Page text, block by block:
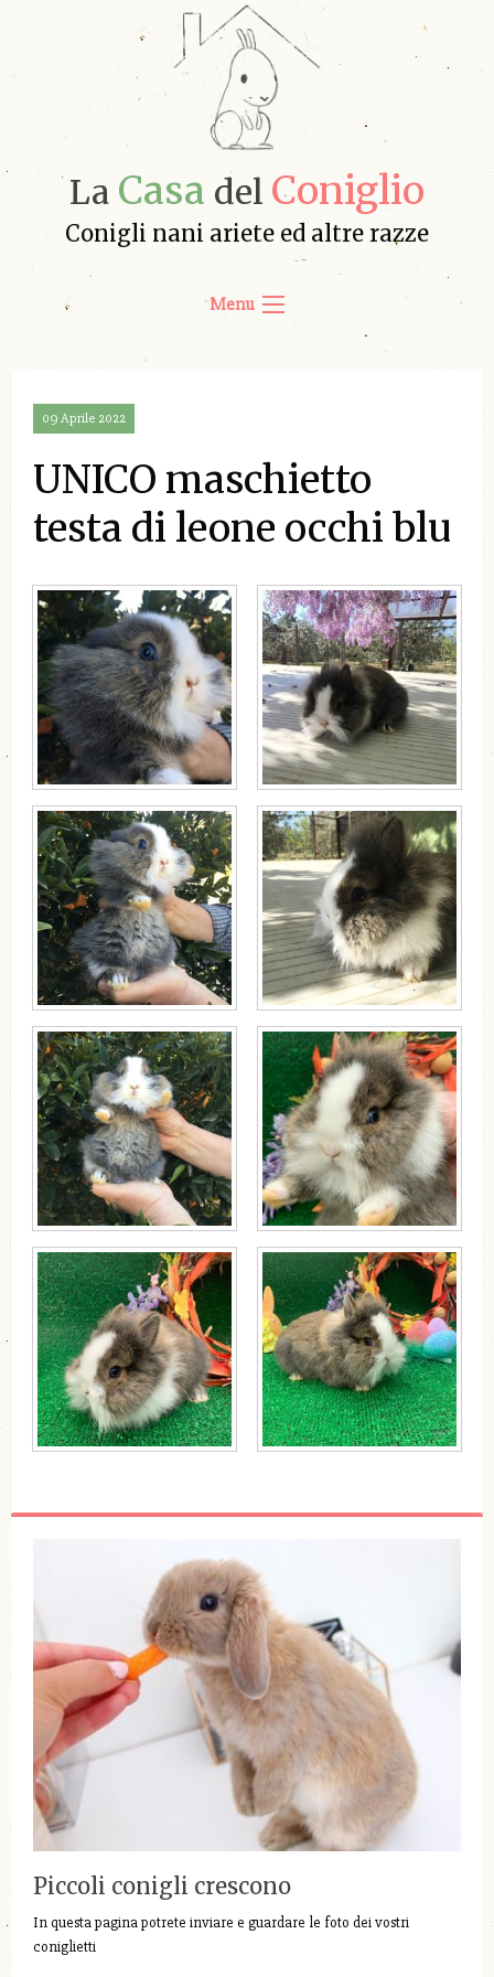
La Casa del Coniglio
Conigli nani ariete ed altre razze
Menu
09 Aprile 2022
UNICO maschietto
testa di leone occhi blu
Piccoli conigli crescono
In questa pagina potrete inviare e guardare le foto dei vostri
coniglietti